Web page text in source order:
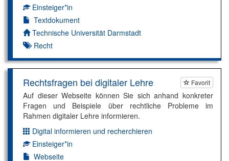
Kompetenzniveau:
Einsteiger*in
Textdokument
Autor*in:
Technische Universität Darmstadt
Recht
Favorit
Rechtsfragen bei digitaler Lehre
Auf dieser Webseite können Sie sich anhand konkreter
Fragen und Beispiele über rechtliche Probleme im
Rahmen digitaler Lehre informieren.
Dimension:
Digital informieren und recherchieren
Kompetenzniveau:
Einsteiger*in
Webseite